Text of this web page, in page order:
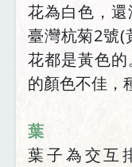
花為白色，還
臺灣杭菊2號(
花都是黃色
的顏色不佳，
葉
葉子為交互